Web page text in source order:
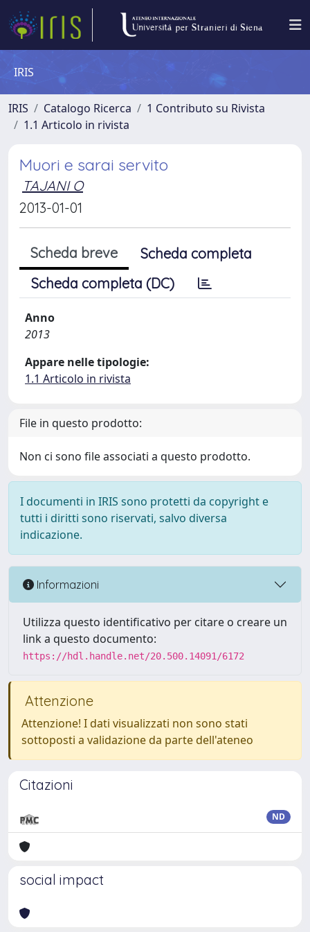
IRIS
IRIS Catalogo Ricerca
1 Contributo su Rivista
1.1 Articolo in rivista
Muori e sarai servito
TAJANI O
2013-01-01
Scheda breve
Scheda completa
Scheda completa (DC)
Anno
2013
Appare nelle tipologie:
1.1 Articolo in rivista
File in questo prodotto:
Non ci sono file associati a questo prodotto.
I documenti in IRIS sono protetti da copyright e
tutti i diritti sono riservati, salvo diversa
indicazione.
Informazioni
Utilizza questo identificativo per citare o creare un
link a questo documento:
https://hdl.handle.net/20.500.14091/6172
Attenzione
Attenzione! I dati visualizzati non sono stati
sottoposti a validazione da parte dell'ateneo
Citazioni
ND
social impact